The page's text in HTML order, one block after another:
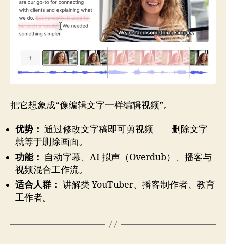
把它想象成“像编辑文字一样编辑视频”。
优势： 通过修改文字稿即可剪视频——删除文字
就等于删除画面。
功能： 自动字幕、AI 拟声（Overdub）、播客与
视频混合工作流。
适合人群： 讲解类 YouTuber、播客制作者、教育
工作者。